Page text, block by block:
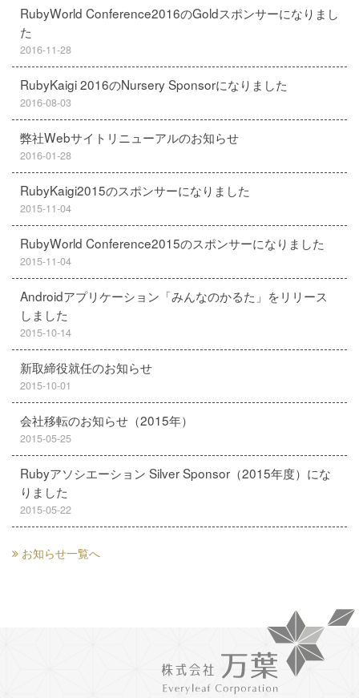
RubyWorld Conference2016のGoldスポンサーになりまし
た
2016-11-28
RubyKaigi 2016のNursery Sponsorになりました
2016-08-03
弊社Webサイトリニューアルのお知らせ
2016-01-28
RubyKaigi2015のスポンサーになりました
2015-11-04
RubyWorld Conference2015のスポンサーになりました
2015-11-04
Androidアプリケーション「みんなのかるた」をリリース
しました
2015-10-14
新取締役就任のお知らせ
2015-10-01
会社移転のお知らせ（2015年）
2015-05-25
Rubyアソシエーション Silver Sponsor（2015年度）にな
りました
2015-05-22
お知らせ一覧へ